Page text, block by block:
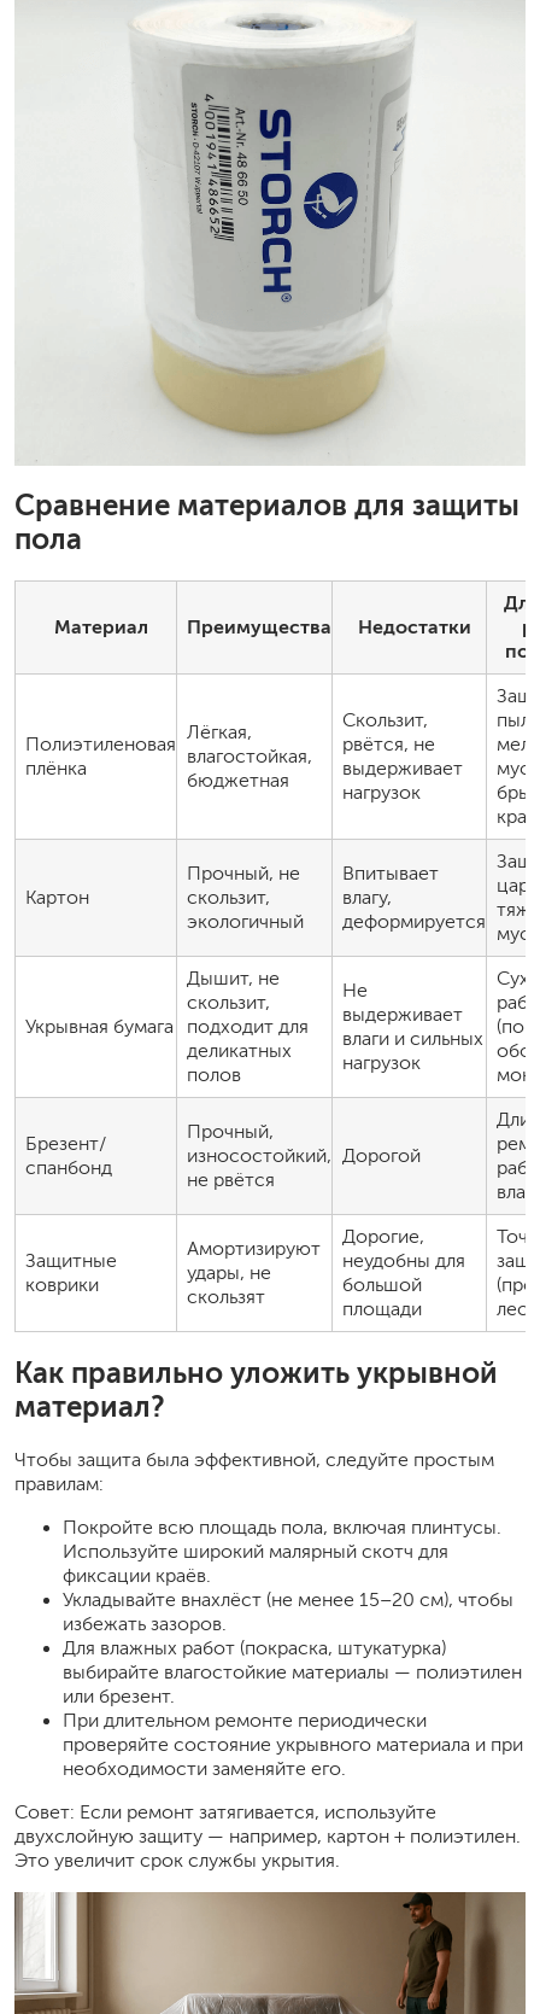
Сравнение материалов для защиты
пола
Материал Преимущества Недостатки
Полиэтиленовая
плёнка
Лёгкая,
влагостойкая,
бюджетная
Скользит,
рвётся, не
выдерживает
нагрузок
Картон
Прочный, не
скользит,
экологичный
Впитывает
влагу,
деформируется
Укрывная бумага
Дышит, не
скользит,
подходит для
деликатных
полов
Не
выдерживает
влаги и сильных
нагрузок
Брезент/
спанбонд
Прочный,
износостойкий,
не рвётся
Дорогой
Защитные
коврики
Амортизируют
удары, не
скользят
Дорогие,
неудобны для
большой
площади
Как правильно уложить укрывной
материал?
Чтобы защита была эффективной, следуйте простым
правилам:
Покройте всю площадь пола, включая плинтусы.
Используйте широкий малярный скотч для
фиксации краёв.
Укладывайте внахлёст (не менее 15–20 см), чтобы
избежать зазоров.
Для влажных работ (покраска, штукатурка)
выбирайте влагостойкие материалы — полиэтилен
или брезент.
При длительном ремонте периодически
проверяйте состояние укрывного материала и при
необходимости заменяйте его.
Совет: Если ремонт затягивается, используйте
двухслойную защиту — например, картон + полиэтилен.
Это увеличит срок службы укрытия.